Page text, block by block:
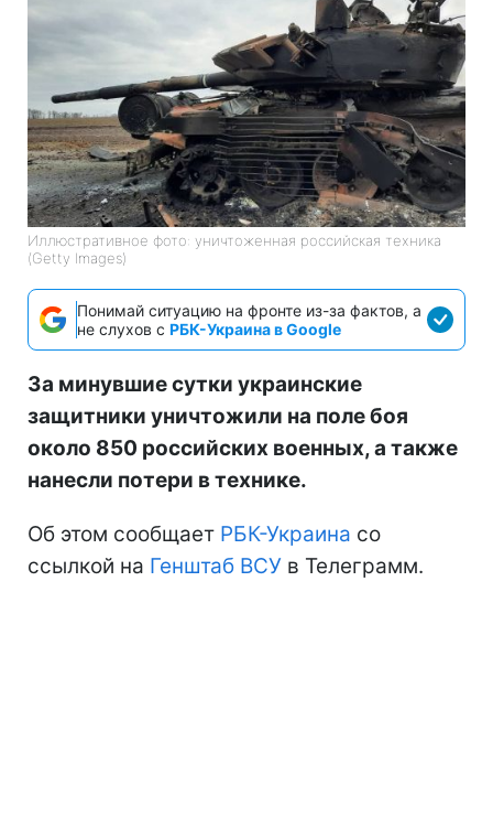
Иллюстративное фото: уничтоженная российская техника
(Getty Images)
Понимай ситуацию на фронте из-за фактов, а
не слухов с РБК-Украина в Google
За минувшие сутки украинские
защитники уничтожили на поле боя
около 850 российских военных, а также
нанесли потери в технике.
Об этом сообщает РБК-Украина со
ссылкой на Генштаб ВСУ в Телеграмм.